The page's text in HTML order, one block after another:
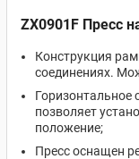
ZX0901F Пресс
Конструкция
соединениях.
Горизонтальное
позволяет
положение;
Пресс оснащен